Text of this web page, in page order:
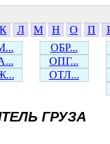
К Л М Н О П
ОБР...
ОПГ...
ОТЛ...
ГРУЗА